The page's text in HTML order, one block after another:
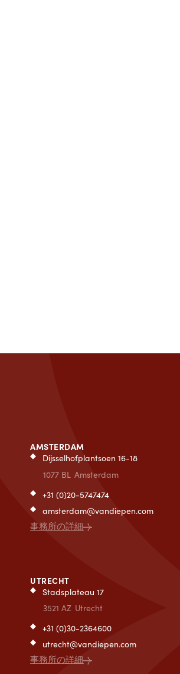
AMSTERDAM
Dijsselhofplantsoen 16-18
1077 BL Amsterdam
+31 (0)20-5747474
amsterdam@vandiepen.com
事務所の詳細
UTRECHT
Stadsplateau 17
3521 AZ Utrecht
+31 (0)30-2364600
utrecht@vandiepen.com
事務所の詳細